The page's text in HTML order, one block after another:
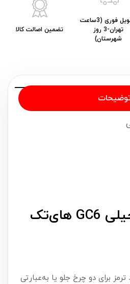
تحویل فوری (3ساعت
تهران-3 روز
شهرستان)
تضمین اصالت کالا
لنت ترمز جلو جیلی GC6 های‌تک
برای دو چرخ جلو یا به‌عبارتی